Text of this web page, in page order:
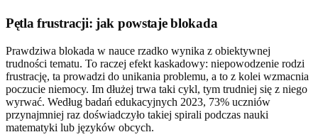
Pętla frustracji: jak powstaje blokada
Prawdziwa blokada w nauce rzadko wynika z obiektywnej
trudności tematu. To raczej efekt kaskadowy: niepowodzenie rodzi
frustrację, ta prowadzi do unikania problemu, a to z kolei wzmacnia
poczucie niemocy. Im dłużej trwa taki cykl, tym trudniej się z niego
wyrwać. Według badań edukacyjnych 2023, 73% uczniów
przynajmniej raz doświadczyło takiej spirali podczas nauki
matematyki lub języków obcych.